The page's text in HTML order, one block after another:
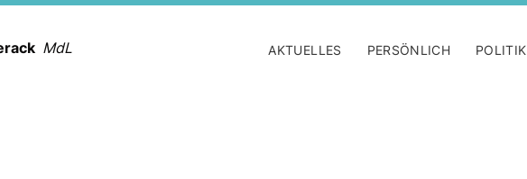
MdL AKTUELLES PERSÖNLICH POLITIK